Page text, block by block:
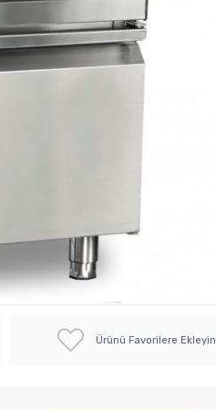
Ürünü Favorilere Ekleyin